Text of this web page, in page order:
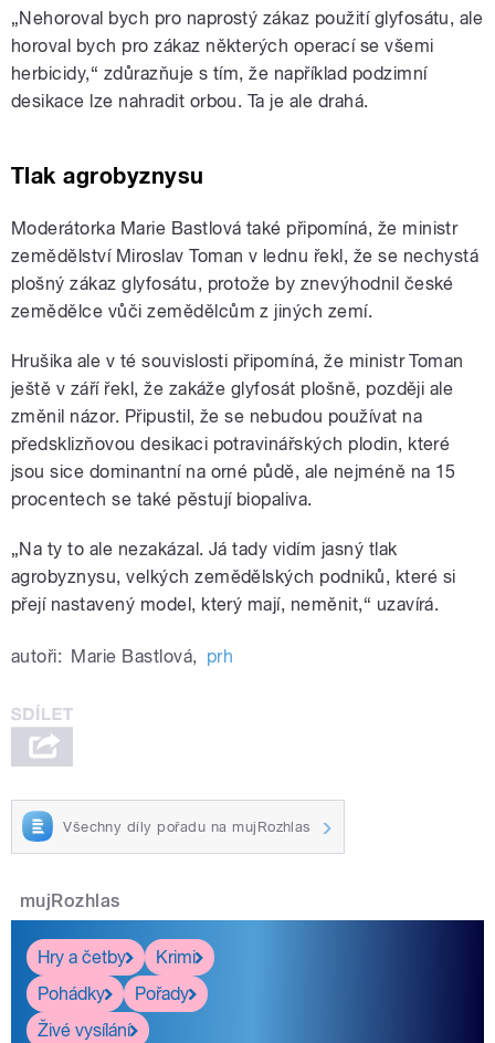
„Nehoroval bych pro naprostý zákaz použití glyfosátu, ale
horoval bych pro zákaz některých operací se všemi
herbicidy,“ zdůrazňuje s tím, že například podzimní
desikace lze nahradit orbou. Ta je ale drahá.
Tlak agrobyznysu
Moderátorka Marie Bastlová také připomíná, že ministr
zemědělství Miroslav Toman v lednu řekl, že se nechystá
plošný zákaz glyfosátu, protože by znevýhodnil české
zemědělce vůči zemědělcům z jiných zemí.
Hrušika ale v té souvislosti připomíná, že ministr Toman
ještě v září řekl, že zakáže glyfosát plošně, později ale
změnil názor. Připustil, že se nebudou používat na
předsklizňovou desikaci potravinářských plodin, které
jsou sice dominantní na orné půdě, ale nejméně na 15
procentech se také pěstují biopaliva.
„Na ty to ale nezakázal. Já tady vidím jasný tlak
agrobyznysu, velkých zemědělských podniků, které si
přejí nastavený model, který mají, neměnit,“ uzavírá.
autoři: Marie Bastlová, prh
Všechny díly pořadu na mujRozhlas
mujRozhlas
Hry a četby
Krimi
Pohádky
Pořady
Živé vysílání